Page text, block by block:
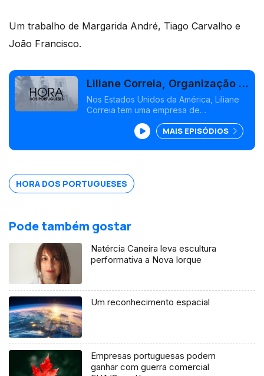
Um trabalho de Margarida André, Tiago Carvalho e
João Francisco.
Liliane Correia, Organização e
Decoração de eventos
Nos Estados Unidos da América, Liliane
Correia tem uma empresa de
trabalhando com grandes empresa e
também com clientes particulares. . Na
época de Natal, por exemplo, criou
mansões e até uma Árvore de Natal
invertida.
MAIS EPISÓDIOS
HORA DOS PORTUGUESES
Pode também gostar
Natércia Caneira leva escultura
performativa a Nova Iorque
Um reconhecimento espacial
Empresas portuguesas podem
ganhar com guerra comercial